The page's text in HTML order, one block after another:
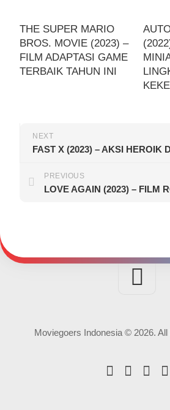
THE SUPER MARIO
BROS. MOVIE (2023) –
FILM ADAPTASI GAME
TERBAIK TAHUN INI
NEXT
PREVIOUS
Moviegoers Indonesia © 2026.